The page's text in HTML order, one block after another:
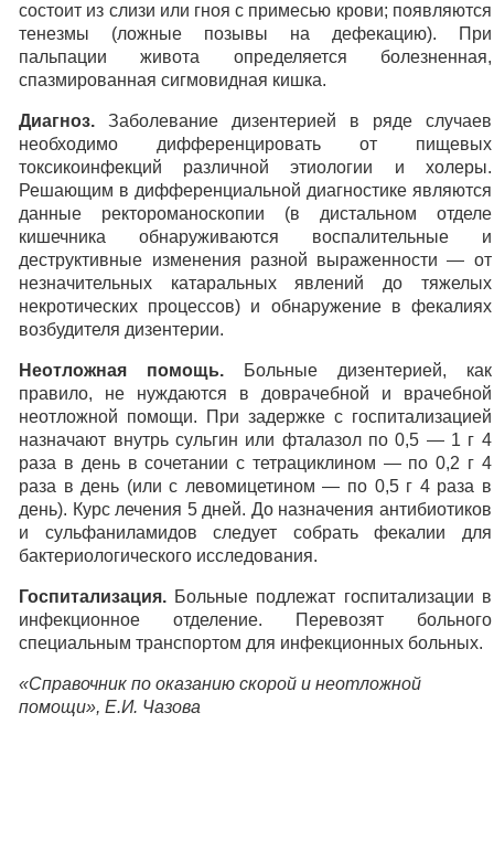
состоит из слизи или гноя с примесью крови; появляются
тенезмы (ложные позывы на дефекацию). При
пальпации живота определяется болезненная,
спазмированная сигмовидная кишка.
Диагноз. Заболевание дизентерией в ряде случаев
необходимо дифференцировать от пищевых
токсикоинфекций различной этиологии и холеры.
Решающим в дифференциальной диагностике являются
данные ректороманоскопии (в дистальном отделе
кишечника обнаруживаются воспалительные и
деструктивные изменения разной выраженности — от
незначительных катаральных явлений до тяжелых
некротических процессов) и обнаружение в фекалиях
возбудителя дизентерии.
Неотложная помощь. Больные дизентерией, как
правило, не нуждаются в доврачебной и врачебной
неотложной помощи. При задержке с госпитализацией
назначают внутрь сульгин или фталазол по 0,5 — 1 г 4
раза в день в сочетании с тетрациклином — по 0,2 г 4
раза в день (или с левомицетином — по 0,5 г 4 раза в
день). Курс лечения 5 дней. До назначения антибиотиков
и сульфаниламидов следует собрать фекалии для
бактериологического исследования.
Госпитализация. Больные подлежат госпитализации в
инфекционное отделение. Перевозят больного
специальным транспортом для инфекционных больных.
«Справочник по оказанию скорой и неотложной
помощи», Е.И. Чазова